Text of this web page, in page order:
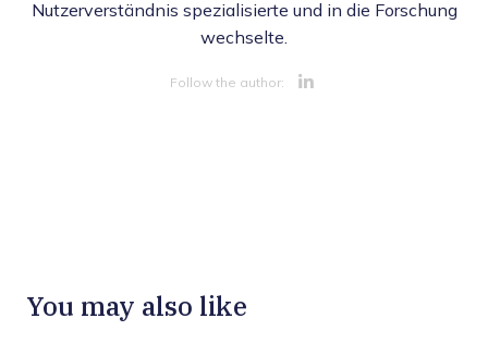
Nutzerverständnis spezialisierte und in die Forschung
wechselte.
Follow the author:
You may also like